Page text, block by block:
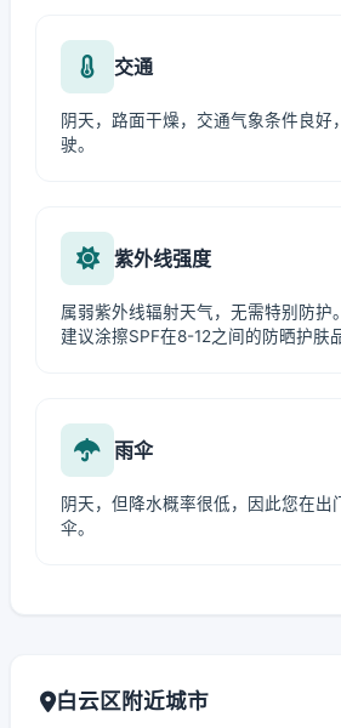
交通
阴天，路面干燥，交通气象条件良好
驶。
紫外线强度
属弱紫外线辐射天气，无需特别防护
建议涂擦SPF在8-12之间的防晒护肤
雨伞
阴天，但降水概率很低，因此您在出
伞。
白云区附近城市